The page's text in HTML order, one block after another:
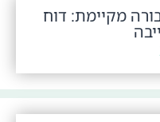
מקיימת: דוח